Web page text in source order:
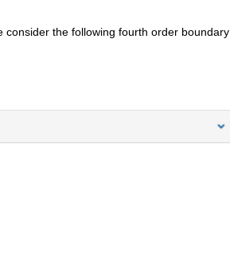
consider the following fourth order boundary